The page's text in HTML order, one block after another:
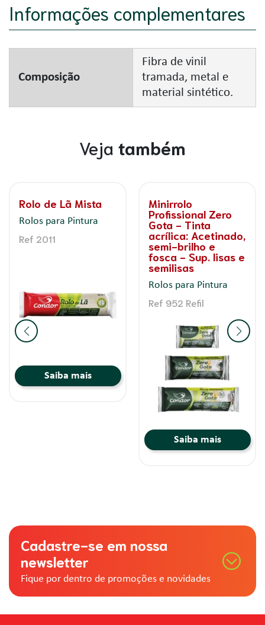
Informações complementares
Composição
Fibra de vinil
tramada, metal e
material sintético.
Veja também
Rolo de Lã Mista
Rolos para Pintura
Ref 2011
Saiba mais
Minirrolo
Profissional Zero
Gota - Tinta
acrílica: Acetinado,
semi-brilho e
fosca - Sup. lisas e
semilisas
Rolos para Pintura
Ref 952 Refil
Saiba mais
Cadastre-se em nossa
newsletter
Fique por dentro de promoções e novidades